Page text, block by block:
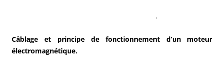
.
Câblage et principe de fonctionnement d’un
électromagnétique.